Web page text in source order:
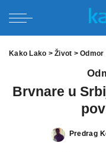
Kako Lako >Život >Odmor
Brvnare u
Posted
Predrag